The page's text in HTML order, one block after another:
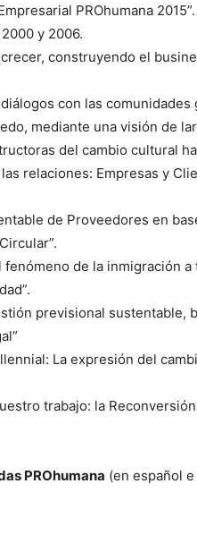
PROhumana
y 2006.
construyendo el
con las
mediante una visión de
del cambio cultural
relaciones: Empresas y
de Proveedores en
fenómeno de la inmigración
previsional sustentable,
La expresión del
trabajo: la
PROhumana (en español